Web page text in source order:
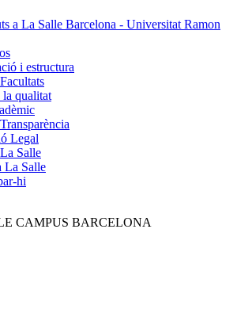
a La Salle Barcelona - Universitat Ramon
i estructura
la qualitat
Legal
Salle
La Salle
hi
CAMPUS BARCELONA